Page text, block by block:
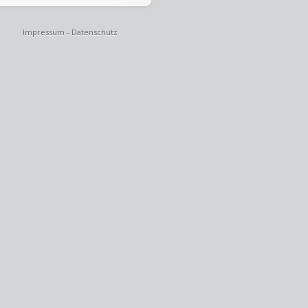
Impressum - Datenschutz